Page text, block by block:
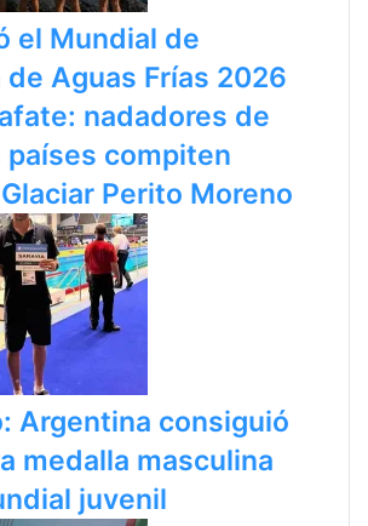
el Mundial de
de Aguas Frías 2026
nadadores de
compiten
Perito Moreno
Argentina consiguió
medalla masculina
juvenil